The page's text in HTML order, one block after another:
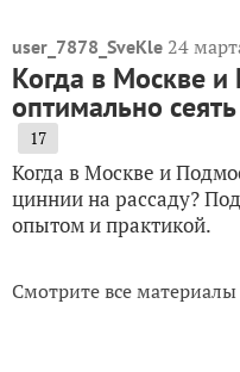
user_7878_SveKle 24
Когда в Москве
оптимально
17
Когда в Москве и
циннии на рассаду?
опытом и практикой.
Смотрите все материалы